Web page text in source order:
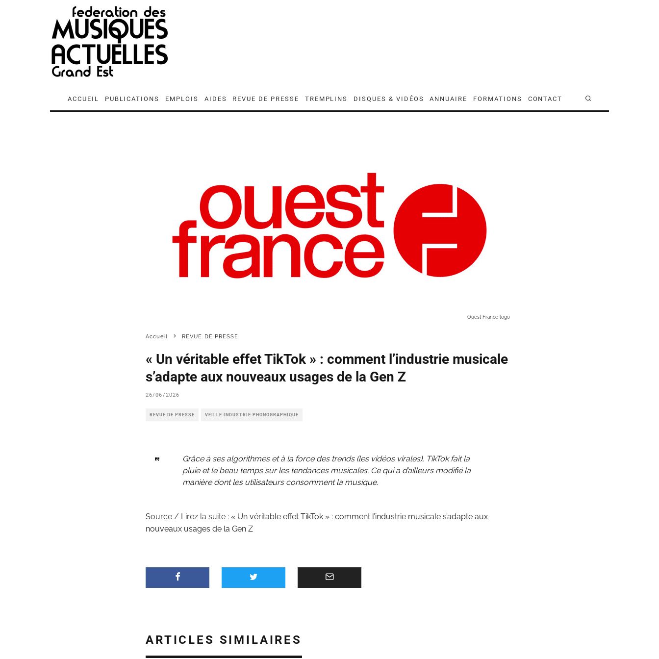
ACCUEIL PUBLICATIONS EMPLOIS AIDES REVUE DE PRESSE TREMPLINS DISQUES & VIDÉOS ANNUAIRE FORMATIONS CONTACT
Ouest France logo
Accueil REVUE DE PRESSE
« Un véritable effet TikTok » : comment l’industrie musicale
s’adapte aux nouveaux usages de la Gen Z
26/06/2026
REVUE DE PRESSE VEILLE INDUSTRIE PHONOGRAPHIQUE
Grâce à ses algorithmes et à la force des trends (les vidéos virales), TikTok fait la
pluie et le beau temps sur les tendances musicales. Ce qui a d’ailleurs modifié la
manière dont les utilisateurs consomment la musique.
Source / Lirez la suite : « Un véritable effet TikTok » : comment l’industrie musicale s’adapte aux
nouveaux usages de la Gen Z
ARTICLES SIMILAIRES